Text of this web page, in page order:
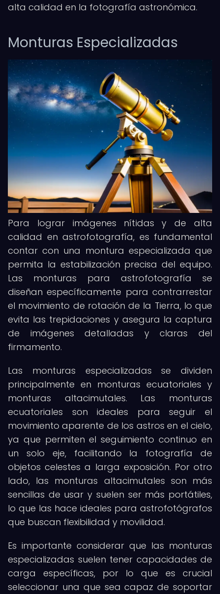
alta calidad en la fotografía astronómica.
Monturas Especializadas
Para lograr imágenes nítidas y de alta
calidad en astrofotografía, es fundamental
contar con una montura especializada que
permita la estabilización precisa del equipo.
Las monturas para astrofotografía se
diseñan específicamente para contrarrestar
el movimiento de rotación de la Tierra, lo que
evita las trepidaciones y asegura la captura
de imágenes detalladas y claras del
firmamento.
Las monturas especializadas se dividen
principalmente en monturas ecuatoriales y
monturas altacimutales. Las monturas
ecuatoriales son ideales para seguir el
movimiento aparente de los astros en el cielo,
ya que permiten el seguimiento continuo en
un solo eje, facilitando la fotografía de
objetos celestes a larga exposición. Por otro
lado, las monturas altacimutales son más
sencillas de usar y suelen ser más portátiles,
lo que las hace ideales para astrofotógrafos
que buscan flexibilidad y movilidad.
Es importante considerar que las monturas
especializadas suelen tener capacidades de
carga específicas, por lo que es crucial
seleccionar una que sea capaz de soportar